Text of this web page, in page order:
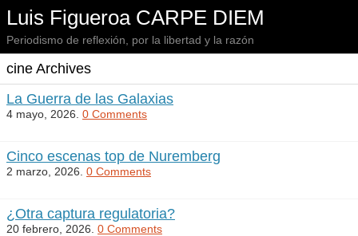
Luis Figueroa CARPE DIEM
Periodismo de reflexión, por la libertad y la razón
cine Archives
La Guerra de las Galaxias
4 mayo, 2026. 0 Comments
Cinco escenas top de Nuremberg
2 marzo, 2026. 0 Comments
¿Otra captura regulatoria?
20 febrero, 2026. 0 Comments